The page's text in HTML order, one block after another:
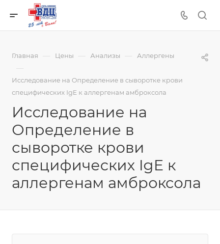
Главная — Цены — Анализы — Аллергены
—
Исследование на Определение в сыворотке крови
специфических IgE к аллергенам амброксола
Исследование на
Определение в
сыворотке крови
специфических IgE к
аллергенам амброксола